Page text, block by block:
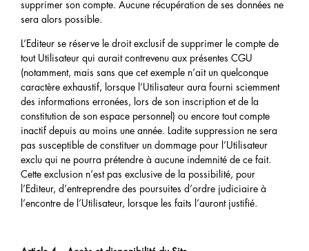
supprimer son compte. Aucune récupération de ses données ne
sera alors possible.
L’Editeur se réserve le droit exclusif de supprimer le compte de
tout Utilisateur qui aurait contrevenu aux présentes CGU
(notamment, mais sans que cet exemple n’ait un quelconque
caractère exhaustif, lorsque l’Utilisateur aura fourni sciemment
des informations erronées, lors de son inscription et de la
constitution de son espace personnel) ou encore tout compte
inactif depuis au moins une année. Ladite suppression ne sera
pas susceptible de constituer un dommage pour l’Utilisateur
exclu qui ne pourra prétendre à aucune indemnité de ce fait.
Cette exclusion n’est pas exclusive de la possibilité, pour
l’Editeur, d’entreprendre des poursuites d’ordre judiciaire à
l’encontre de l’Utilisateur, lorsque les faits l’auront justifié.